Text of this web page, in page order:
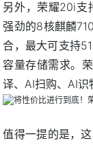
另外，荣耀20i支
强劲的8核麒麟
合，最大可支持
容量存储需求。
译、AI扫购、AI识
值得一提的是，